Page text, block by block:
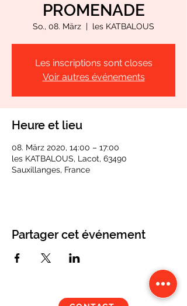
PROMENADE
So., 08. März
  |
les KATBALOUS
Les inscriptions sont closes
Voir autres événements
Heure et lieu
08. März 2020, 14:00 – 17:00
les KATBALOUS, Lacot, 63490
Sauxillanges, France
Partager cet événement